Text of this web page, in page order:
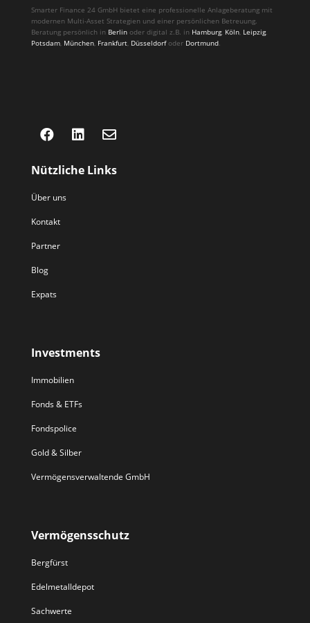
Smarter Finance 24 GmbH bietet eine professionelle Anlageberatung mit
modernen Multi-Asset Strategien und einer persönlichen Betreuung.
Beratung persönlich in Berlinoder digital z.B. in Hamburg, Köln, Leipzig,
Potsdam, München, Frankfurt, Düsseldorfoder Dortmund.
  
Nützliche Links
Über uns
Kontakt
Partner
Blog
Expats
Investments
Immobilien
Fonds & ETFs
Fondspolice
Gold & Silber
Vermögensverwaltende GmbH
Vermögensschutz
Bergfürst
Edelmetalldepot
Sachwerte